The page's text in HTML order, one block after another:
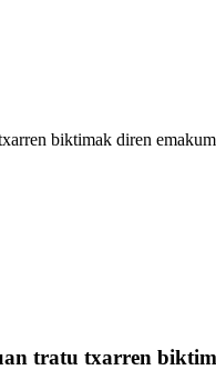
biktimak diren
tratu txarren